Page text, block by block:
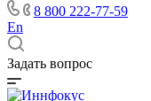
8 800 222-77-59
En
Задать вопрос